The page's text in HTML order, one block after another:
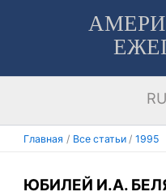
RU
Главная Все статьи 1995
ЮБИЛЕЙ И.А.